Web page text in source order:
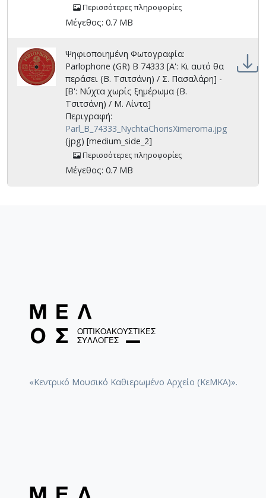
Περισσότερες πληροφορίες
Μέγεθος: 0.7 MB
Ψηφιοποιημένη Φωτογραφία:
Parlophone (GR) B 74333 [Α': Κι αυτό θα
περάσει (Β. Τσιτσάνη) / Σ. Πασαλάρη] -
[Β': Νύχτα χωρίς ξημέρωμα (Β.
Τσιτσάνη) / Μ. Λίντα]
Περιγραφή:
Parl_B_74333_NychtaChorisXimeroma.jpg
(jpg) [medium_side_2]
Περισσότερες πληροφορίες
Μέγεθος: 0.7 MB
«Κεντρικό Μουσικό Καθιερωμένο Αρχείο (ΚεΜΚΑ)».